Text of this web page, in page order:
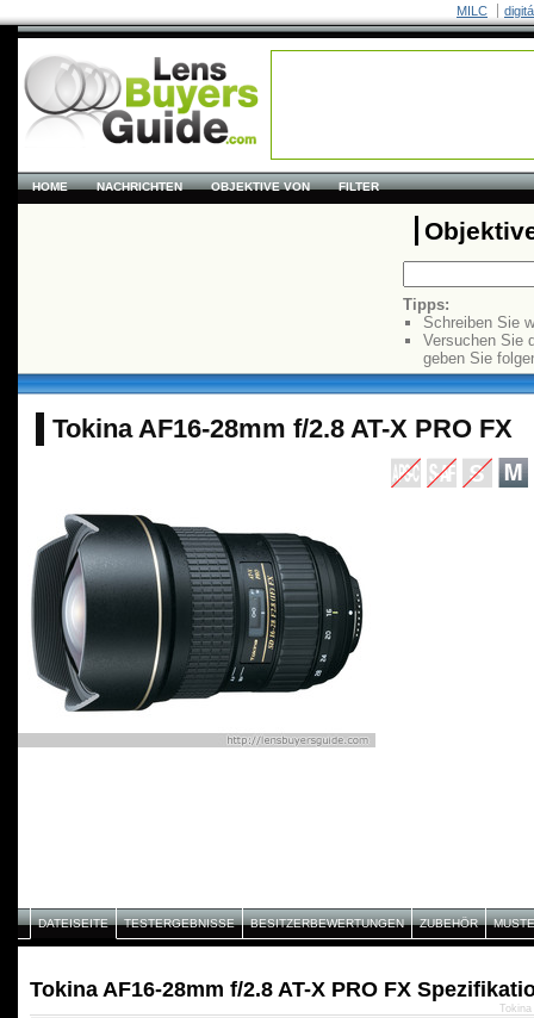
MILC
HOME NACHRICHTEN OBJEKTIVE VON FILTER
Tipps:
Schreiben Sie
Versuchen Sie
geben Sie
Tokina AF16-28mm f/2.8 AT-X PRO FX
DATEISEITE TESTERGEBNISSE BESITZERBEWERTUNGEN ZUBEHÖR
Tokina AF16-28mm f/2.8 AT-X PRO FX